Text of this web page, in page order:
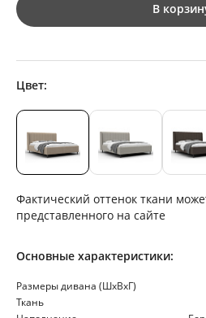
В
Цвет:
Фактический оттенок ткани
представленного на сайте
Основные характеристики:
Размеры дивана (ШхВхГ)
Ткань